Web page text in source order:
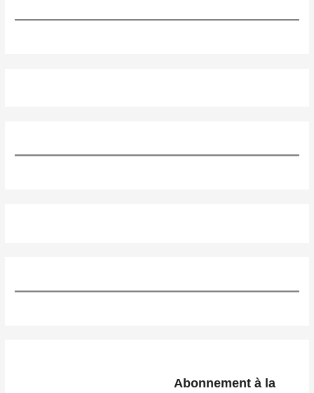
Abonnement à la